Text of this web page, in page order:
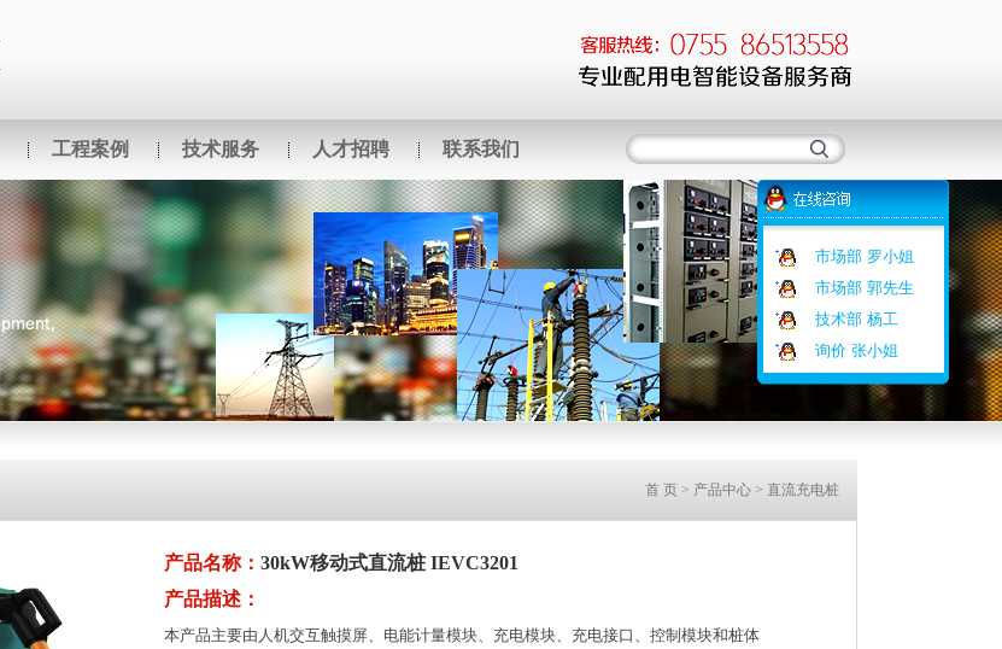
工程案例 技术服务 人才招聘 联系我们
市场部 罗小姐
市场部 郭先生
技术部 杨工
询价 张小姐
首 页 > 产品中心 > 直流充电桩
产品名称： 30kW移动式直流桩 IEVC3201
产品描述：
本产品主要由人机交互触摸屏、电能计量模块、充电模块、充电接口、控制模块和桩体